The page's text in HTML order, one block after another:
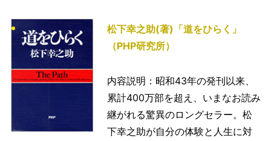
松下幸之助(著)「道をひらく」
（PHP研究所）
内容説明：昭和43年の発刊以来、
累計400万部を超え、いまなお読み
継がれる驚異のロングセラー。松
下幸之助が自分の体験と人生に対